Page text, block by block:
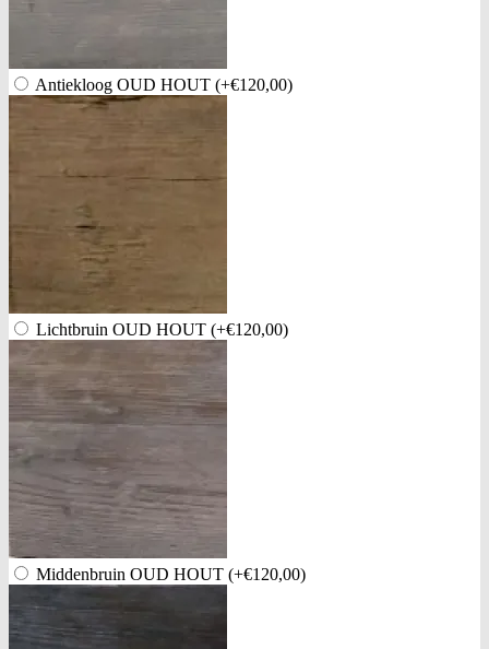
Antiekloog OUD HOUT (+€120,00)
Lichtbruin OUD HOUT (+€120,00)
Middenbruin OUD HOUT (+€120,00)